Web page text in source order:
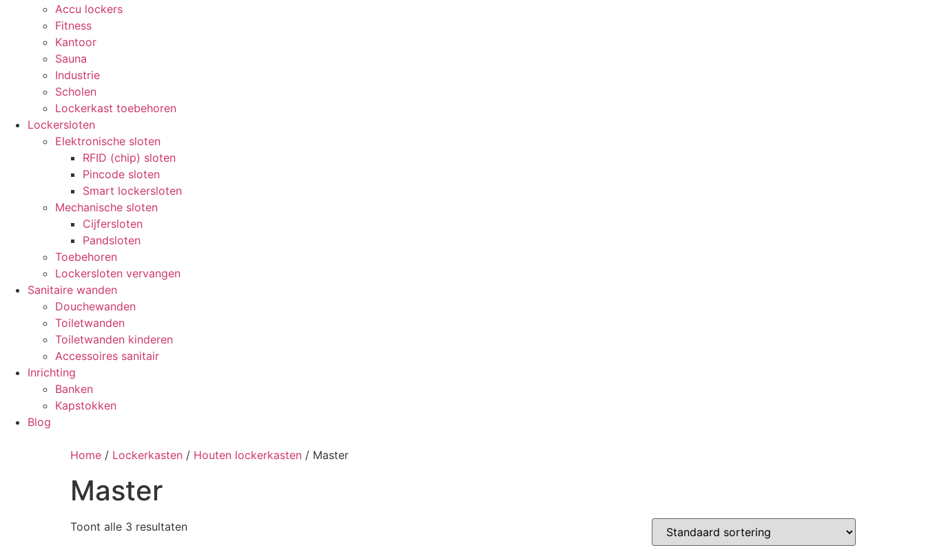
Accu lockers
Fitness
Kantoor
Sauna
Industrie
Scholen
Lockerkast toebehoren
Lockersloten
Elektronische sloten
RFID (chip) sloten
Pincode sloten
Smart lockersloten
Mechanische sloten
Cijfersloten
Pandsloten
Toebehoren
Lockersloten vervangen
Sanitaire wanden
Douchewanden
Toiletwanden
Toiletwanden kinderen
Accessoires sanitair
Inrichting
Banken
Kapstokken
Blog
Home / Lockerkasten / Houten lockerkasten / Master
Master
Toont alle 3 resultaten